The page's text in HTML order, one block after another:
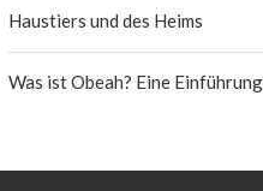
Haustiers und des Heims
Was ist Obeah? Eine